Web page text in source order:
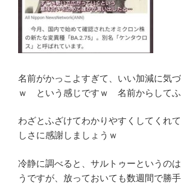
名前がかっこよすぎて、いい加減に気
ｗ という感じですｗ 名前からしてふ
わざとふざけてわかりやすくしてくれ
しさに感謝しましょうｗ
冷静に調べると、サルトゥーというの
うですが、放っておいても数週間で勝